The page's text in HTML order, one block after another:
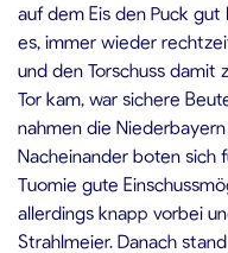
auf dem Eis den Puck
es, immer wieder
und den Torschuss damit
Tor kam, war sichere
nahmen die
Nacheinander boten sich
Tuomie gute
allerdings knapp vorbei
Strahlmeier. Danach